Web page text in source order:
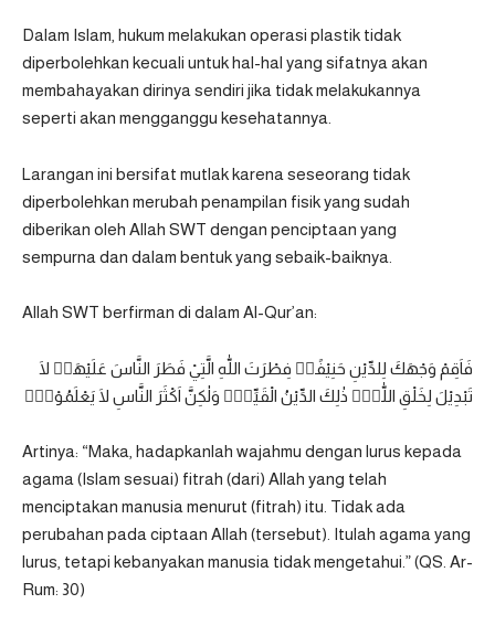
Dalam Islam, hukum melakukan operasi plastik tidak
diperbolehkan kecuali untuk hal-hal yang sifatnya akan
membahayakan dirinya sendiri jika tidak melakukannya
seperti akan mengganggu kesehatannya.
Larangan ini bersifat mutlak karena seseorang tidak
diperbolehkan merubah penampilan fisik yang sudah
diberikan oleh Allah SWT dengan penciptaan yang
sempurna dan dalam bentuk yang sebaik-baiknya.
Allah SWT berfirman di dalam Al-Qur’an:
فَاَقِمْ وَجْهَكَ لِلدِّيْنِ حَنِيْفًاۗ فِطْرَتَ اللّٰهِ الَّتِيْ فَطَرَ النَّاسَ عَلَيْهَاۗ لَا
تَبْدِيْلَ لِخَلْقِ اللّٰهِۗ ذٰلِكَ الدِّيْنُ الْقَيِّمُۙ وَلٰكِنَّ اَكْثَرَ النَّاسِ لَا يَعْلَمُوْنَۙ
Artinya: “Maka, hadapkanlah wajahmu dengan lurus kepada
agama (Islam sesuai) fitrah (dari) Allah yang telah
menciptakan manusia menurut (fitrah) itu. Tidak ada
perubahan pada ciptaan Allah (tersebut). Itulah agama yang
lurus, tetapi kebanyakan manusia tidak mengetahui.” (QS. Ar-
Rum: 30)